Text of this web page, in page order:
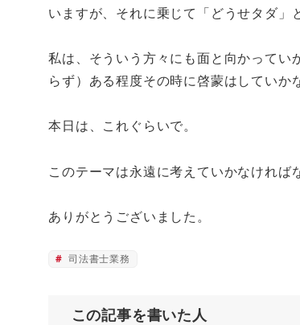
いますが、それに乗じて「どうせタダ」
私は、そういう方々にも面と向かって
らず）ある程度その時に啓蒙はしていか
本日は、これぐらいで。
このテーマは永遠に考えていかなければ
ありがとうございました。
司法書士業務
この記事を書いた人